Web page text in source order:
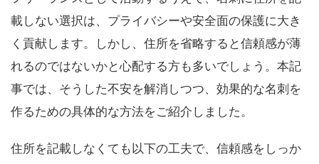
載しない選択は、プライバシーや安全面の保護に大き
く貢献します。しかし、住所を省略すると信頼感が薄
れるのではないかと心配する方も多いでしょう。本記
事では、そうした不安を解消しつつ、効果的な名刺を
作るための具体的な方法をご紹介しました。
住所を記載しなくても以下の工夫で、信頼感をしっか